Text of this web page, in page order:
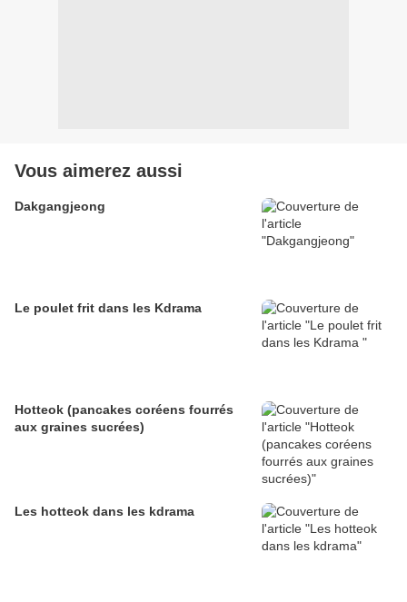
Vous aimerez aussi
Dakgangjeong
Le poulet frit dans les Kdrama
Hotteok (pancakes coréens fourrés
aux graines sucrées)
Les hotteok dans les kdrama